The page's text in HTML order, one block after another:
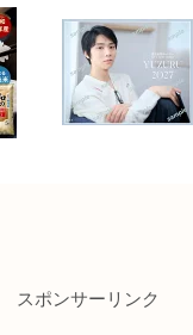
スポンサーリンク